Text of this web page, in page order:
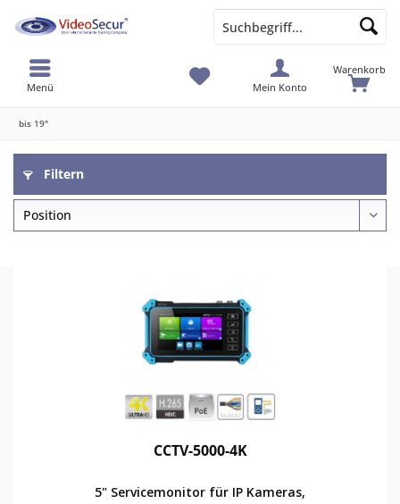
Warenkorb
Mein Konto
Menü
bis 19"
Filtern
CCTV-5000-4K
5" Servicemonitor für IP Kameras,